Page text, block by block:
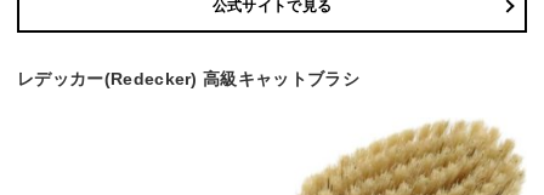
公式サイトで見る
レデッカー(Redecker) 高級キャットブラシ